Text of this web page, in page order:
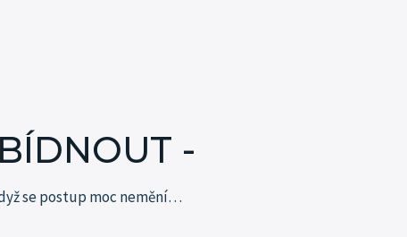
-
se postup moc nemění…